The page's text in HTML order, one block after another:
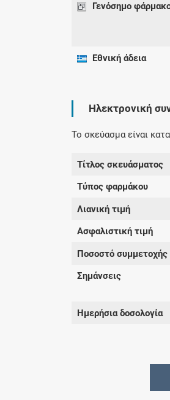
Γενόσημο
Εθνική άδεια
Ηλεκτρονική
Το σκεύασμα είναι
Τίτλος σκευάσματος
Τύπος φαρμάκου
Λιανική τιμή
Ασφαλιστική τιμή
Ποσοστό συμμετοχής
Σημάνσεις
Ημερήσια δοσολογία